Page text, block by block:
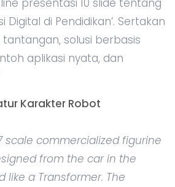
presentasi 10 slide tentang
Digital di Pendidikan’. Sertakan
solusi berbasis
aplikasi nyata, dan
Karakter Robot
scale commercialized figurine
from the car in the
like a Transformer. The